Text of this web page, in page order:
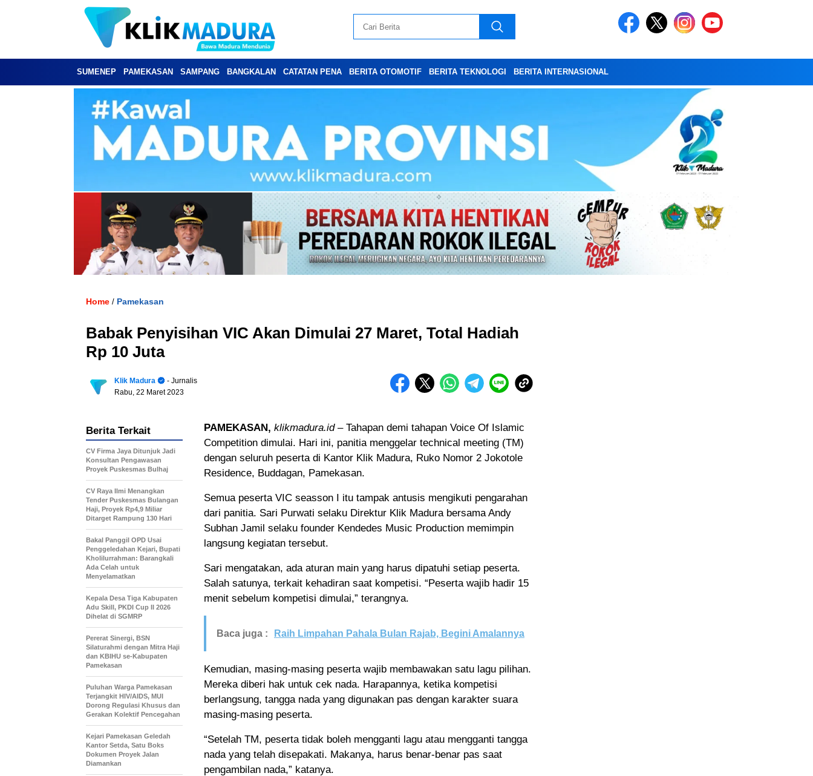
SUMENEP PAMEKASAN SAMPANG BANGKALAN CATATAN PENA BERITA OTOMOTIF BERITA TEKNOLOGI BERITA INTERNASIONAL
Home / Pamekasan
Babak Penyisihan VIC Akan Dimulai 27 Maret, Total Hadiah
Rp 10 Juta
Klik Madura
- Jurnalis
Rabu, 22 Maret 2023
PAMEKASAN, klikmadura.id– Tahapan demi tahapan Voice Of Islamic
Competition dimulai. Hari ini, panitia menggelar technical meeting (TM)
dengan seluruh peserta di Kantor Klik Madura, Ruko Nomor 2 Jokotole
Residence, Buddagan, Pamekasan.
Semua peserta VIC seasson I itu tampak antusis mengikuti pengarahan
dari panitia. Sari Purwati selaku Direktur Klik Madura bersama Andy
Subhan Jamil selaku founder Kendedes Music Production memimpin
langsung kegiatan tersebut.
Sari mengatakan, ada aturan main yang harus dipatuhi setiap peserta.
Salah satunya, terkait kehadiran saat kompetisi. “Peserta wajib hadir 15
menit sebelum kompetisi dimulai,” terangnya.
Baca juga : Raih Limpahan Pahala Bulan Rajab, Begini Amalannya
Kemudian, masing-masing peserta wajib membawakan satu lagu pilihan.
Mereka diberi hak untuk cek nada. Harapannya, ketika kompetisi
berlangsung, tangga nada yang digunakan pas dengan karakter suara
masing-masing peserta.
“Setelah TM, peserta tidak boleh mengganti lagu atau mengganti tangga
nada yang telah disepakati. Makanya, harus benar-benar pas saat
pengambilan nada,” katanya.
Berita Terkait
CV Firma Jaya Ditunjuk Jadi
Konsultan Pengawasan
Proyek Puskesmas Bulhaj
CV Raya Ilmi Menangkan
Tender Puskesmas Bulangan
Haji, Proyek Rp4,9 Miliar
Ditarget Rampung 130 Hari
Bakal Panggil OPD Usai
Penggeledahan Kejari, Bupati
Kholilurrahman: Barangkali
Ada Celah untuk
Menyelamatkan
Kepala Desa Tiga Kabupaten
Adu Skill, PKDI Cup II 2026
Dihelat di SGMRP
Pererat Sinergi, BSN
Silaturahmi dengan Mitra Haji
dan KBIHU se-Kabupaten
Pamekasan
Puluhan Warga Pamekasan
Terjangkit HIV/AIDS, MUI
Dorong Regulasi Khusus dan
Gerakan Kolektif Pencegahan
Kejari Pamekasan Geledah
Kantor Setda, Satu Boks
Dokumen Proyek Jalan
Diamankan